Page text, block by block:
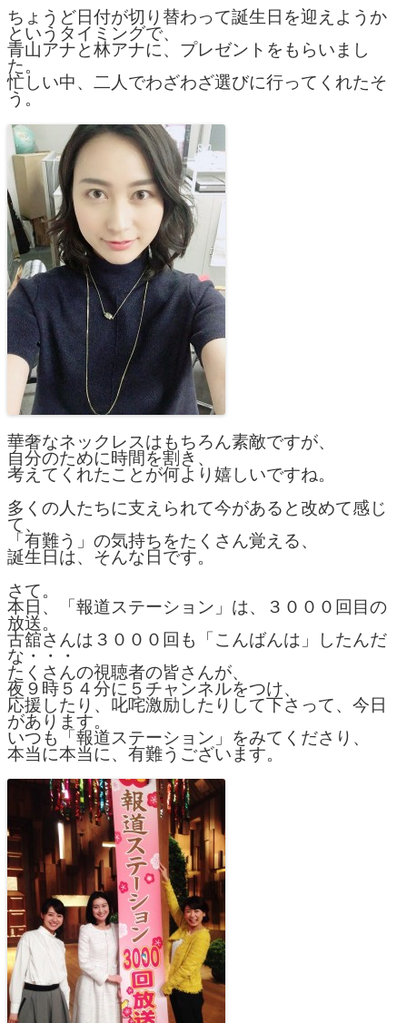
ちょうど日付が切り替わって誕生日を迎えようか
というタイミングで、
青山アナと林アナに、プレゼントをもらいまし
た。
忙しい中、二人でわざわざ選びに行ってくれたそ
う。
華奢なネックレスはもちろん素敵ですが、
自分のために時間を割き、
考えてくれたことが何より嬉しいですね。
多くの人たちに支えられて今があると改めて感じ
て、
「有難う」の気持ちをたくさん覚える、
誕生日は、そんな日です。
さて。
本日、「報道ステーション」は、３０００回目の
放送。
古舘さんは３０００回も「こんばんは」したんだ
な・・・
たくさんの視聴者の皆さんが、
夜９時５４分に５チャンネルをつけ、
応援したり、叱咤激励したりして下さって、今日
があります。
いつも「報道ステーション」をみてくださり、
本当に本当に、有難うございます。